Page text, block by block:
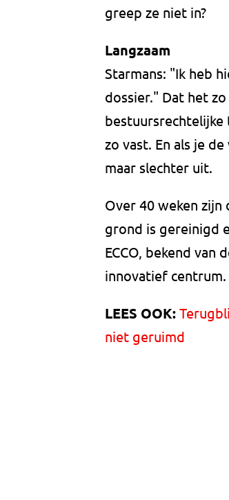
greep ze niet in?
Langzaam
Starmans: "Ik heb
dossier." Dat het
bestuursrechtelijke
zo vast. En als je
maar slechter uit.
Over 40 weken
grond is gereinigd
ECCO, bekend van
innovatief centrum.
LEES OOK:
niet geruimd